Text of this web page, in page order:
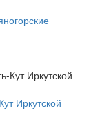
Иркутской